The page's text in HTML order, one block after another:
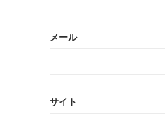
メール
サイト